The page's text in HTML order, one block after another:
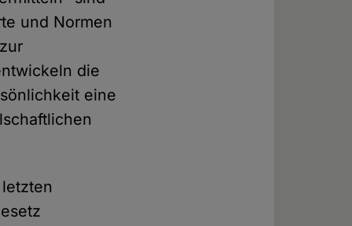
und Normen
die
eine